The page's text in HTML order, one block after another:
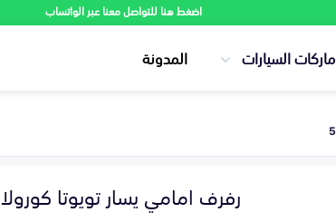
اضغط هنا للتواصل معنا عبر الواتساب
ماركات السيارات المدونة
رفرف امامي يسار تويوتا كورولا 2014-2019